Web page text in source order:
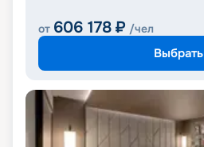
от 606 178 ₽ /чел
Выбрать